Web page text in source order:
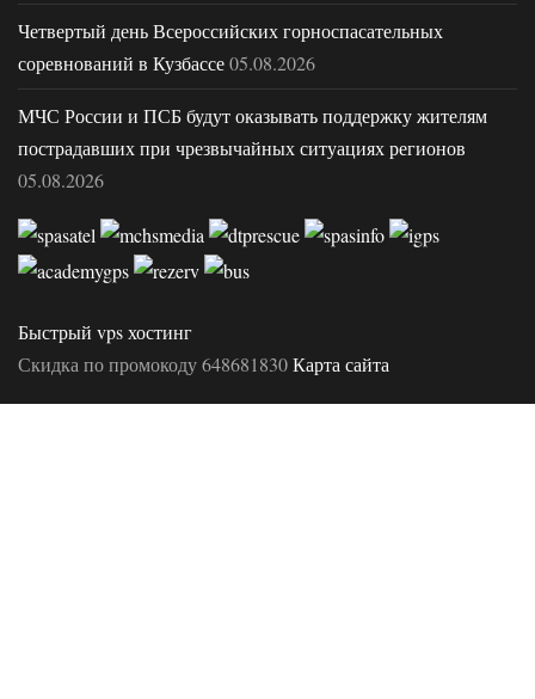
Четвертый день Всероссийских горноспасательных
соревнований в Кузбассе05.08.2026
МЧС России и ПСБ будут оказывать поддержку жителям
пострадавших при чрезвычайных ситуациях регионов
05.08.2026
Быстрый vps хостинг
Скидка по промокоду 648681830Карта сайта